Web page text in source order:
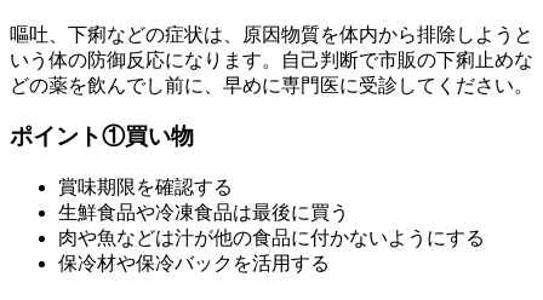
嘔吐、下痢などの症状は、原因物質を体内から排除しようと
いう体の防御反応になります。自己判断で市販の下痢止めな
どの薬を飲んでし前に、早めに専門医に受診してください。
ポイント①買い物
賞味期限を確認する
生鮮食品や冷凍食品は最後に買う
肉や魚などは汁が他の食品に付かないようにする
保冷材や保冷バックを活用する